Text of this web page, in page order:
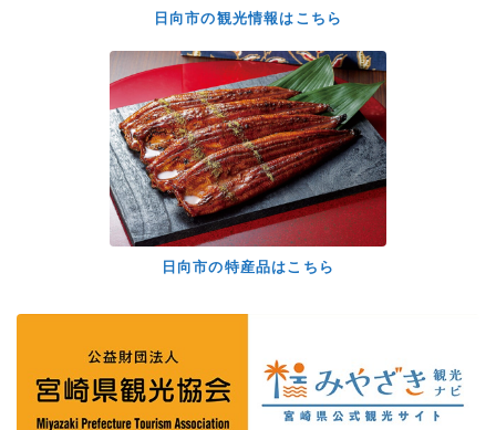
日向市の観光情報はこちら
日向市の特産品はこちら